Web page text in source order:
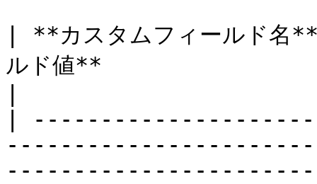
| **カスタムフィール
ルド値**
|